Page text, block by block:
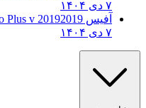
۷ دی ۱۴۰۴
آفیس 2019 2019 Microsoft Office 2019 Pro Plus v
۷ دی ۱۴۰۴